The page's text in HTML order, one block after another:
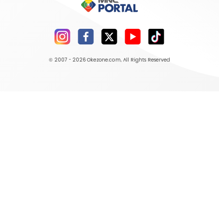
© 2007 - 2026 Okezone.com, All Rights Reserved